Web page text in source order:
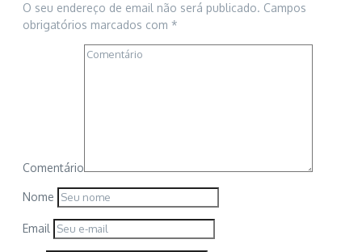
O seu endereço de email não será publicado. Campos
obrigatórios marcados com *
Comentário
Nome
Email